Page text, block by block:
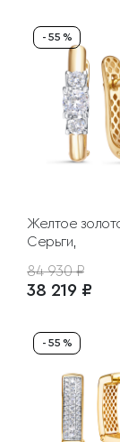
- 55 %
Желтое
Серьги,
84 930 ₽
38 219 ₽
- 55 %